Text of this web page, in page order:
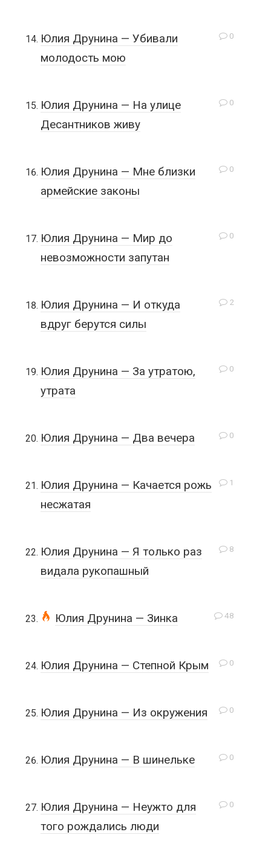
0
Юлия Друнина — Убивали
молодость мою
0
Юлия Друнина — На улице
Десантников живу
0
Юлия Друнина — Мне близки
армейские законы
0
Юлия Друнина — Мир до
невозможности запутан
2
Юлия Друнина — И откуда
вдруг берутся силы
0
Юлия Друнина — За утратою,
утрата
0
Юлия Друнина — Два вечера
1
Юлия Друнина — Качается рожь
несжатая
8
Юлия Друнина — Я только раз
видала рукопашный
48
Юлия Друнина — Зинка
0
Юлия Друнина — Степной Крым
0
Юлия Друнина — Из окружения
0
Юлия Друнина — В шинельке
0
Юлия Друнина — Неужто для
того рождались люди